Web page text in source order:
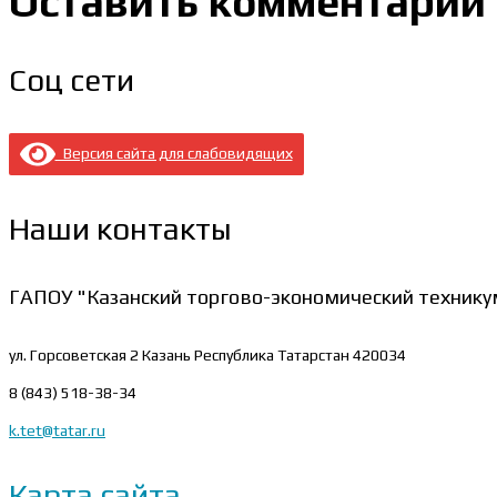
Соц сети
Версия сайта для слабовидящих
Наши контакты
ГАПОУ "Казанский торгово-экономический
ул. Горсоветская 2 Казань Республика Татарстан 420034
8 (843) 518-38-34
k.tet@tatar.ru